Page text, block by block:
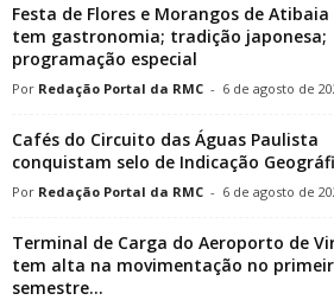
Festa de Flores e Morangos de Atibaia
tem gastronomia; tradição japonesa;
programação especial
Redação Portal da RMC - 6 de agosto de
Cafés do Circuito das Águas Paulista
conquistam selo de Indicação
Redação Portal da RMC - 6 de agosto de
Terminal de Carga do Aeroporto de
tem alta na movimentação no
semestre...